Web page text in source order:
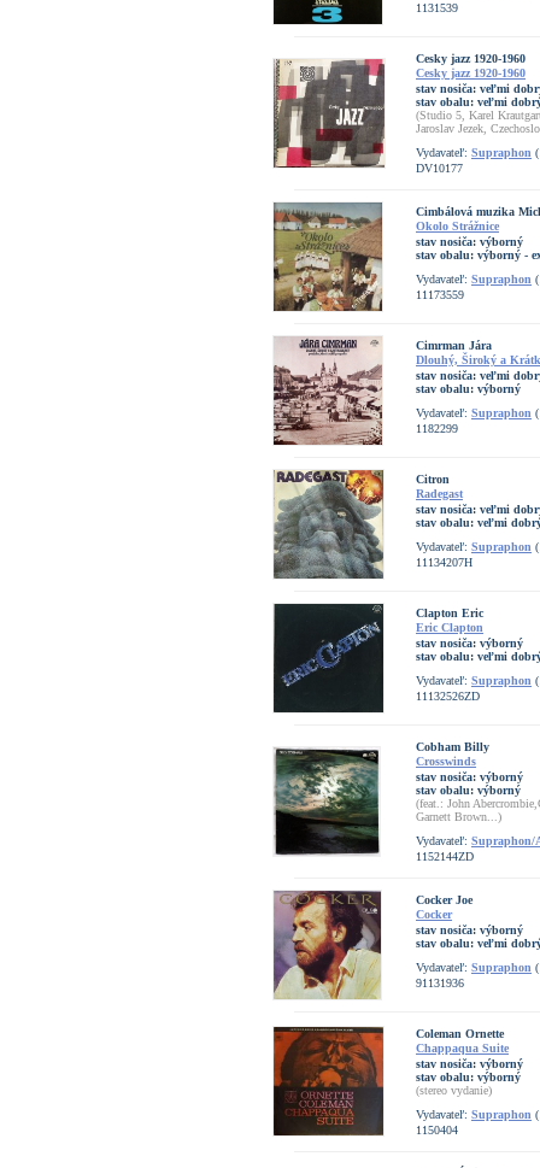
1131539
Cesky jazz 1920-1960
Cesky jazz 1920-1960
stav nosiča: veľmi
stav obalu: veľmi
(Studio 5, Karel
Jaroslav Jezek,
Vydavateľ: Supraphon
DV10177
Cimbálová muzika
Okolo Strážnice
stav nosiča: výborný
stav obalu: výborný -
Vydavateľ: Supraphon
11173559
Cimrman Jára
Dlouhý, Široký a
stav nosiča: veľmi
stav obalu: výborný
Vydavateľ: Supraphon
1182299
Citron
Radegast
stav nosiča: veľmi
stav obalu: veľmi
Vydavateľ: Supraphon
11134207H
Clapton Eric
Eric Clapton
stav nosiča: výborný
stav obalu: veľmi
Vydavateľ: Supraphon
11132526ZD
Cobham Billy
Crosswinds
stav nosiča: výborný
stav obalu: výborný
(feat.: John
Garnett Brown...)
Vydavateľ: Supraphon/
1152144ZD
Cocker Joe
Cocker
stav nosiča: výborný
stav obalu: veľmi
Vydavateľ: Supraphon
91131936
Coleman Ornette
Chappaqua Suite
stav nosiča: výborný
stav obalu: výborný
(stereo vydanie)
Vydavateľ: Supraphon
1150404